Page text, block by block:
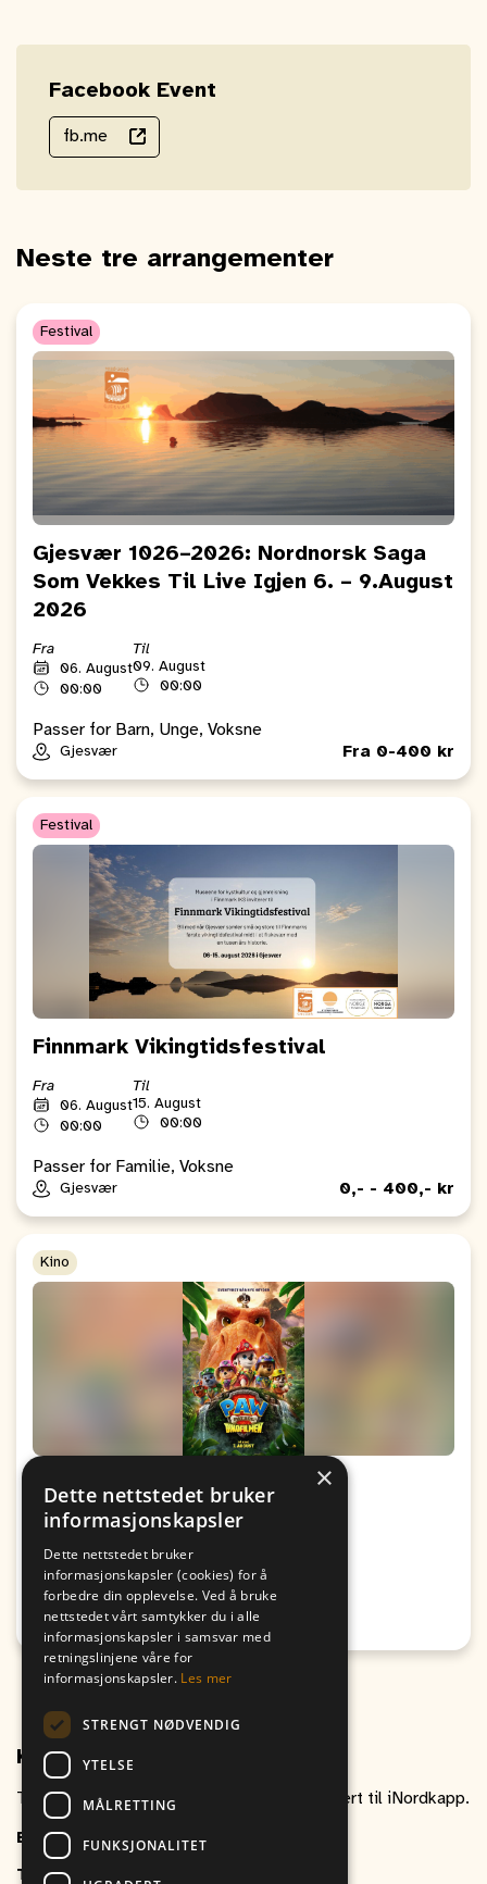
Facebook Event
fb.me
Neste tre arrangementer
Festival
Gjesvær 1026–2026: Nordnorsk Saga
Som Vekkes Til Live Igjen 6. – 9.August
2026
Fra
06. August
00:00
Til
09. August
00:00
Passer for Barn, Unge, Voksne
Gjesvær Fra 0-400 kr
Festival
Finnmark Vikingtidsfestival
Fra
06. August
00:00
Til
15. August
00:00
Passer for Familie, Voksne
Gjesvær 0,- - 400,- kr
Kino
Kino: Paw Patrol: Dinofilmen
Fra
17:00
Til
19:00
Passer for alle
Honningsvåg
Kontakt oss
Ta gjerne kontakt om du har spørsmål relatert til iNordkapp.
E-post
inordkapp@vitikka.no
Telefon
×
Dette nettstedet bruker
informasjonskapsler
Dette nettstedet bruker
informasjonskapsler (cookies) for å
forbedre din opplevelse. Ved å bruke
nettstedet vårt samtykker du i alle
informasjonskapsler i samsvar med
retningslinjene våre for
informasjonskapsler. Les mer
STRENGT NØDVENDIG
YTELSE
MÅLRETTING
FUNKSJONALITET